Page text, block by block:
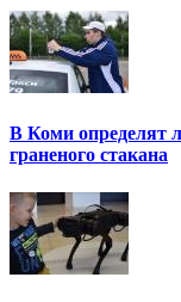
В Коми определят
граненого стакана